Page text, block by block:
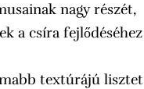
nagy részét,
a csíra fejlődéséhez
textúrájú lisztet